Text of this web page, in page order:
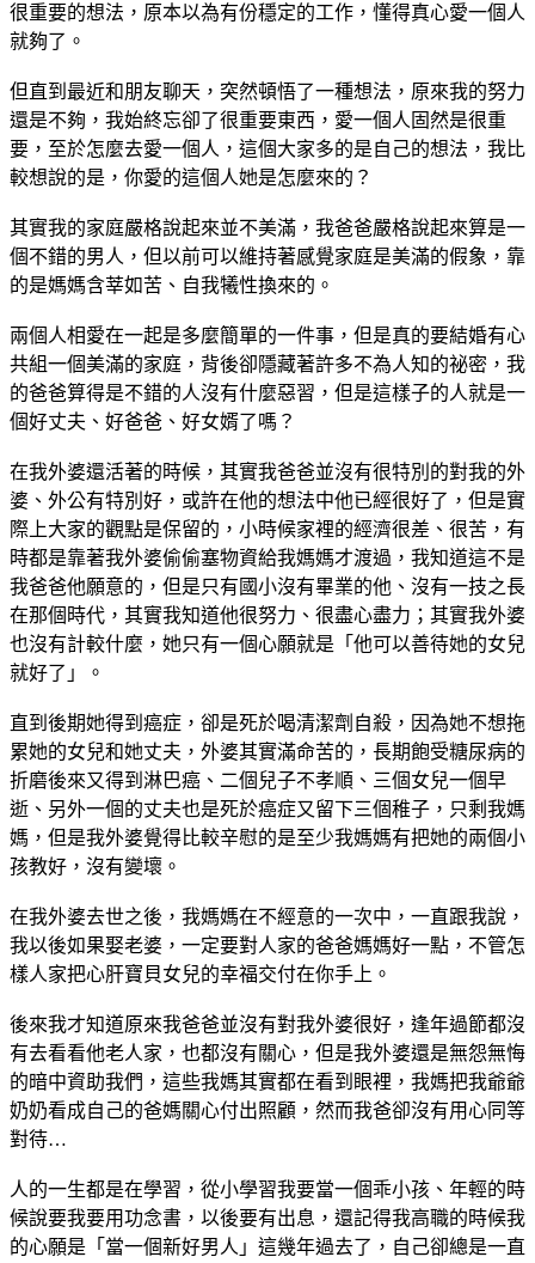
很重要的想法，原本以為有份穩定的工作，懂得真心愛一個人
就夠了。
但直到最近和朋友聊天，突然頓悟了一種想法，原來我的努力
還是不夠，我始終忘卻了很重要東西，愛一個人固然是很重
要，至於怎麼去愛一個人，這個大家多的是自己的想法，我比
較想說的是，你愛的這個人她是怎麼來的？
其實我的家庭嚴格說起來並不美滿，我爸爸嚴格說起來算是一
個不錯的男人，但以前可以維持著感覺家庭是美滿的假象，靠
的是媽媽含莘如苦、自我犧性換來的。
兩個人相愛在一起是多麼簡單的一件事，但是真的要結婚有心
共組一個美滿的家庭，背後卻隱藏著許多不為人知的祕密，我
的爸爸算得是不錯的人沒有什麼惡習，但是這樣子的人就是一
個好丈夫、好爸爸、好女婿了嗎？
在我外婆還活著的時候，其實我爸爸並沒有很特別的對我的外
婆、外公有特別好，或許在他的想法中他已經很好了，但是實
際上大家的觀點是保留的，小時候家裡的經濟很差、很苦，有
時都是靠著我外婆偷偷塞物資給我媽媽才渡過，我知道這不是
我爸爸他願意的，但是只有國小沒有畢業的他、沒有一技之長
在那個時代，其實我知道他很努力、很盡心盡力；其實我外婆
也沒有計較什麼，她只有一個心願就是「他可以善待她的女兒
就好了」。
直到後期她得到癌症，卻是死於喝清潔劑自殺，因為她不想拖
累她的女兒和她丈夫，外婆其實滿命苦的，長期飽受糖尿病的
折磨後來又得到淋巴癌、二個兒子不孝順、三個女兒一個早
逝、另外一個的丈夫也是死於癌症又留下三個稚子，只剩我媽
媽，但是我外婆覺得比較辛慰的是至少我媽媽有把她的兩個小
孩教好，沒有變壞。
在我外婆去世之後，我媽媽在不經意的一次中，一直跟我說，
我以後如果娶老婆，一定要對人家的爸爸媽媽好一點，不管怎
樣人家把心肝寶貝女兒的幸福交付在你手上。
後來我才知道原來我爸爸並沒有對我外婆很好，逢年過節都沒
有去看看他老人家，也都沒有關心，但是我外婆還是無怨無悔
的暗中資助我們，這些我媽其實都在看到眼裡，我媽把我爺爺
奶奶看成自己的爸媽關心付出照顧，然而我爸卻沒有用心同等
對待…
人的一生都是在學習，從小學習我要當一個乖小孩、年輕的時
候說要我要用功念書，以後要有出息，還記得我高職的時候我
的心願是「當一個新好男人」這幾年過去了，自己卻總是一直